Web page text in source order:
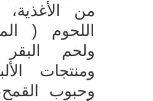
من
اللحوم (
ولحم
ومنتجات
وحبوب